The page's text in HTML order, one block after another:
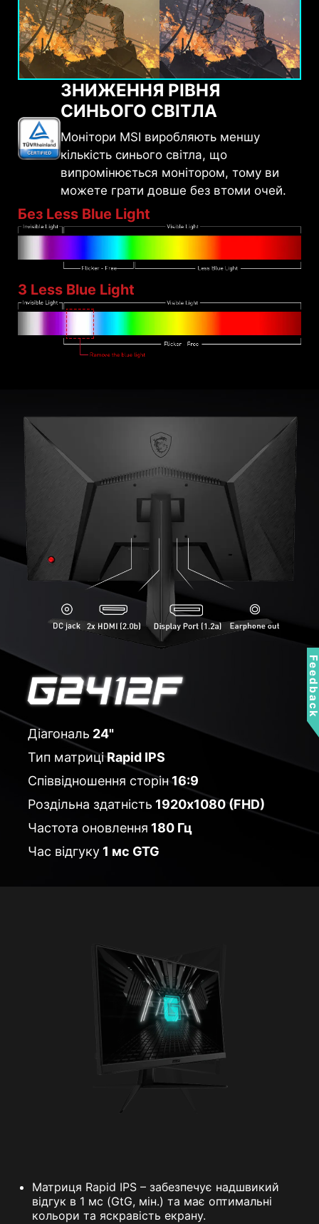
ЗНИЖЕННЯ РІВНЯ
СИНЬОГО СВІТЛА
Монітори MSI виробляють меншу
кількість синього світла, що
випромінюється монітором, тому ви
можете грати довше без втоми очей.
Без Less Blue Light
З Less Blue Light
Діагональ 24"
Тип матриціRapid IPS
Співвідношення сторін16:9
Роздільна здатність 1920x1080 (FHD)
Частота оновлення 180 Гц
Час відгуку 1 мс GTG
Матриця Rapid IPS – забезпечує надшвикий
відгук в 1 мс (GtG, мін.) та має оптимальні
кольори та яскравість екрану.